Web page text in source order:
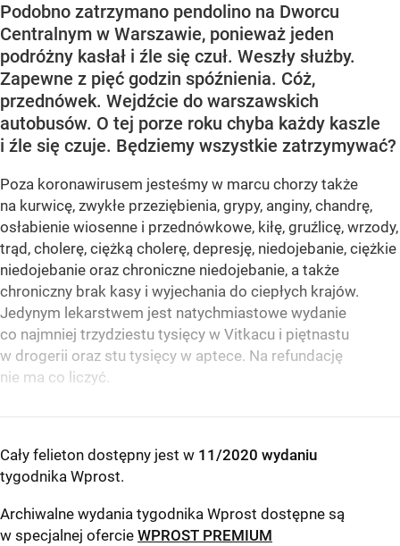
Podobno zatrzymano pendolino na Dworcu
Centralnym w Warszawie, ponieważ jeden
podróżny kasłał i źle się czuł. Weszły służby.
Zapewne z pięć godzin spóźnienia. Cóż,
przednówek. Wejdźcie do warszawskich
autobusów. O tej porze roku chyba każdy kaszle
i źle się czuje. Będziemy wszystkie zatrzymywać?
Poza koronawirusem jesteśmy w marcu chorzy także
na kurwicę, zwykłe przeziębienia, grypy, anginy, chandrę,
osłabienie wiosenne i przednówkowe, kiłę, gruźlicę, wrzody,
trąd, cholerę, ciężką cholerę, depresję, niedojebanie, ciężkie
niedojebanie oraz chroniczne niedojebanie, a także
chroniczny brak kasy i wyjechania do ciepłych krajów.
Jedynym lekarstwem jest natychmiastowe wydanie
co najmniej trzydziestu tysięcy w Vitkacu i piętnastu
w drogerii oraz stu tysięcy w aptece. Na refundację
nie ma co liczyć.
Cały felieton dostępny jest w 11/2020 wydaniu
tygodnika Wprost.
Archiwalne wydania tygodnika Wprost dostępne są
w specjalnej ofercie WPROST PREMIUM